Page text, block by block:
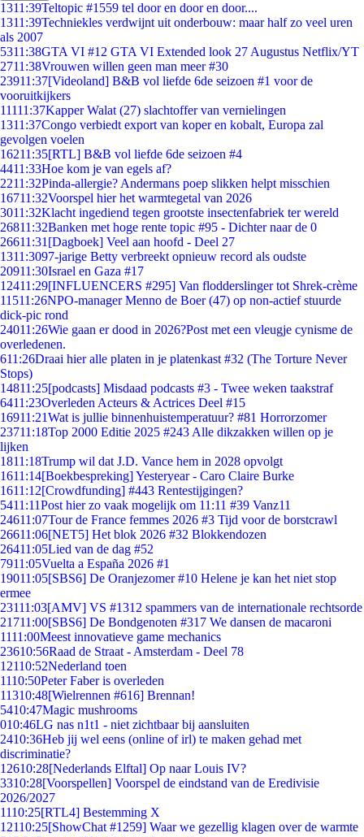
1311:39Teltopic #1559 tel door en door en door....
1311:39Techniekles verdwijnt uit onderbouw: maar half zo veel uren
als 2007
5311:38GTA VI #12 GTA VI Extended look 27 Augustus Netflix/YT
2711:38Vrouwen willen geen man meer #30
23911:37[Videoland] B&B vol liefde 6de seizoen #1 voor de
vooruitkijkers
11111:37Kapper Walat (27) slachtoffer van vernielingen
1311:37Congo verbiedt export van koper en kobalt, Europa zal
gevolgen voelen
16211:35[RTL] B&B vol liefde 6de seizoen #4
4411:33Hoe kom je van egels af?
2211:32Pinda-allergie? Andermans poep slikken helpt misschien
16711:32Voorspel hier het warmtegetal van 2026
3011:32Klacht ingediend tegen grootste insectenfabriek ter wereld
26811:32Banken met hoge rente topic #95 - Dichter naar de 0
26611:31 [Dagboek] Veel aan hoofd - Deel 27
1311:3097-jarige Betty verbreekt opnieuw record als oudste
20911:30Israel en Gaza #17
12411:29[INFLUENCERS #295] Van flodderslinger tot Shrek-crème
11511:26NPO-manager Menno de Boer (47) op non-actief stuurde
dick-pic rond
24011:26Wie gaan er dood in 2026?Post met een vleugje cynisme de
overledenen.
611:26Draai hier alle platen in je platenkast #32 (The Torture Never
Stops)
14811:25[podcasts] Misdaad podcasts #3 - Twee weken taakstraf
6411:23Overleden Acteurs & Actrices Deel #15
16911:21Wat is jullie binnenhuistemperatuur? #81 Horrorzomer
23711:18Top 2000 Editie 2025 #243 Alle dikzakken willen op je
lijken
1811:18Trump wil dat J.D. Vance hem in 2028 opvolgt
1611:14[Boekbespreking] Yesteryear - Caro Claire Burke
1611:12[Crowdfunding] #443 Rentestijgingen?
5411:11Post hier zo vaak mogelijk om 11:11 #39 Vanz11
24611:07Tour de France femmes 2026 #3 Tijd voor de borstcrawl
26611:06[NET5] Het blok 2026 #32 Blokkendozen
26411:05Lied van de dag #52
7911:05Vuelta a España 2026 #1
19011:05[SBS6] De Oranjezomer #10 Helene je kan het niet stop
ermee
23111:03[AMV] VS #1312 spammers van de internationale rechtsorde
21711:00[SBS6] De Bondgenoten #317 We dansen de macaroni
1111:00Meest innovatieve game mechanics
23610:56Raad de Straat - Amsterdam - Deel 78
12110:52Nederland toen
1110:50Peter Faber is overleden
11310:48[Wielrennen #616] Brennan!
5410:47Magic mushrooms
010:46LG nas n1t1 - niet zichtbaar bij aansluiten
2410:36Heb jij wel eens (online of irl) te maken gehad met
discriminatie?
12610:28[Nederlands Elftal] Op naar Louis IV?
3310:28[Voorspellen] Voorspel de eindstand van de Eredivisie
2026/2027
1110:25[RTL4] Bestemming X
12110:25[ShowChat #1259] Waar we gezellig klagen over de warmte